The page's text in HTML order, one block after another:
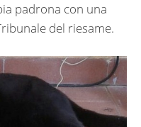
padrona con una
del riesame.